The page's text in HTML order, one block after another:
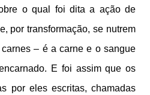
o qual foi dita a ação de
por transformação, se nutrem
– é a carne e o sangue
E foi assim que os
por eles escritas, chamadas